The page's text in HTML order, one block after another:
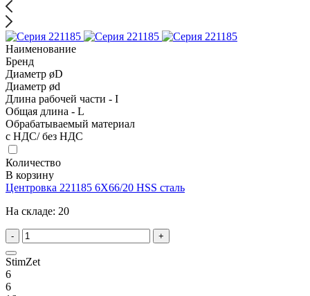
Наименование
Бренд
Диаметр øD
Диаметр ød
Длина рабочей части - I
Общая длина - L
Обрабатываемый материал
с НДС/ без НДС
Количество
В корзину
Центровка 221185 6X66/20 HSS сталь
На складе: 20
- +
StimZet
6
6